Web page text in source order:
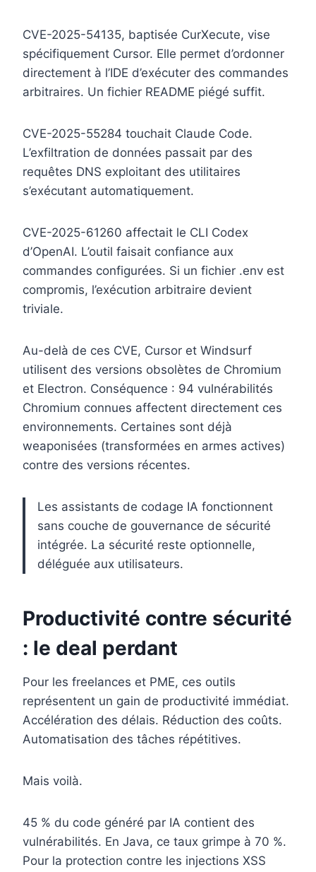
CVE-2025-54135, baptisée CurXecute, vise
spécifiquement Cursor. Elle permet d’ordonner
directement à l’IDE d’exécuter des commandes
arbitraires. Un fichier README piégé suffit.
CVE-2025-55284 touchait Claude Code.
L’exfiltration de données passait par des
requêtes DNS exploitant des utilitaires
s’exécutant automatiquement.
CVE-2025-61260 affectait le CLI Codex
d’OpenAI. L’outil faisait confiance aux
commandes configurées. Si un fichier .env est
compromis, l’exécution arbitraire devient
triviale.
Au-delà de ces CVE, Cursor et Windsurf
utilisent des versions obsolètes de Chromium
et Electron. Conséquence : 94 vulnérabilités
Chromium connues affectent directement ces
environnements. Certaines sont déjà
weaponisées (transformées en armes actives)
contre des versions récentes.
Les assistants de codage IA fonctionnent
sans couche de gouvernance de sécurité
intégrée. La sécurité reste optionnelle,
déléguée aux utilisateurs.
Productivité contre sécurité
: le deal perdant
Pour les freelances et PME, ces outils
représentent un gain de productivité immédiat.
Accélération des délais. Réduction des coûts.
Automatisation des tâches répétitives.
Mais voilà.
45 % du code généré par IA contient des
vulnérabilités. En Java, ce taux grimpe à 70 %.
Pour la protection contre les injections XSS